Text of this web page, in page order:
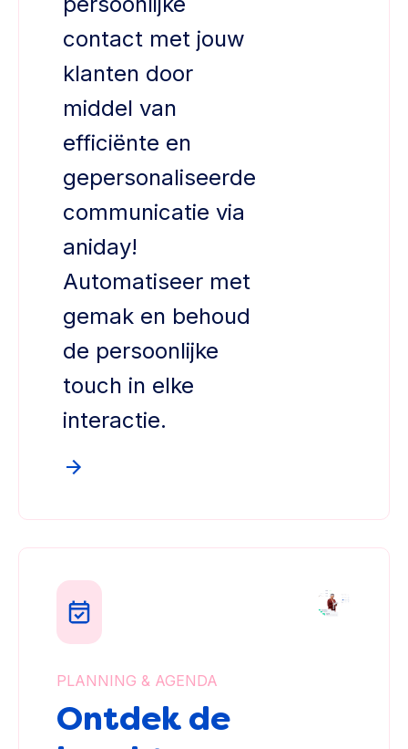
contact met jouw
klanten door
middel van
efficiënte en
gepersonaliseerde
communicatie via
aniday!
Automatiseer met
gemak en behoud
de persoonlijke
touch in elke
interactie.
PLANNING & AGENDA
Ontdek de